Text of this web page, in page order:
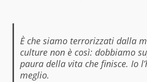
È che siamo terrorizzati dalla
culture non è così: dobbiamo
paura della vita che finisce. Io
meglio.